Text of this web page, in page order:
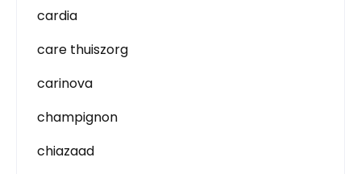
cardia
care thuiszorg
carinova
champignon
chiazaad